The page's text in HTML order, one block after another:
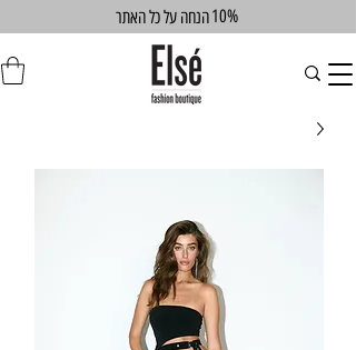
הנחה על כל האתר10%